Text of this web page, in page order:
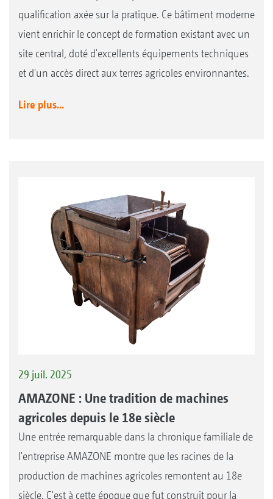
qualification axée sur la pratique. Ce bâtiment moderne
vient enrichir le concept de formation existant avec un
site central, doté d'excellents équipements techniques
et d'un accès direct aux terres agricoles environnantes.
Lire plus...
29 juil. 2025
AMAZONE : Une tradition de machines
agricoles depuis le 18e siècle
Une entrée remarquable dans la chronique familiale de
l'entreprise AMAZONE montre que les racines de la
production de machines agricoles remontent au 18e
siècle. C'est à cette époque que fut construit pour la